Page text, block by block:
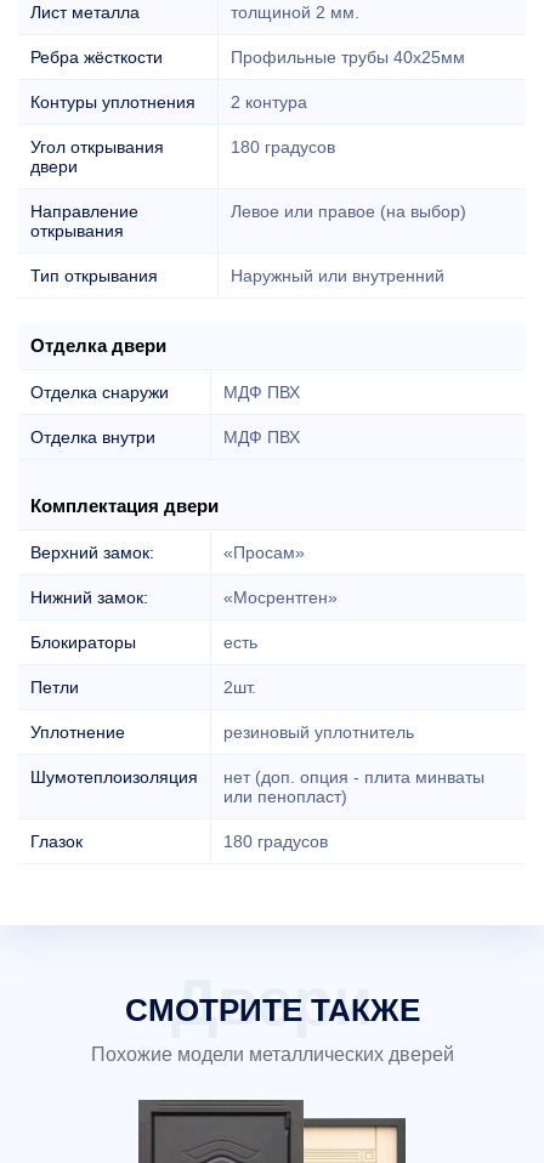
Лист металла толщиной 2 мм.
Ребра жёсткости Профильные трубы 40х25мм
Контуры уплотнения 2 контура
Угол открывания
двери
180 градусов
Направление
открывания
Левое или правое (на выбор)
Тип открывания Наружный или внутренний
Отделка двери
Отделка снаружи МДФ ПВХ
Отделка внутри МДФ ПВХ
Комплектация двери
Верхний замок: «Просам»
Нижний замок: «Мосрентген»
Блокираторы есть
Петли 2шт.
Уплотнение резиновый уплотнитель
Шумотеплоизоляция
нет (доп. опция - плита минваты
или пенопласт)
Глазок 180 градусов
СМОТРИТЕ ТАКЖЕ
Похожие модели металлических дверей